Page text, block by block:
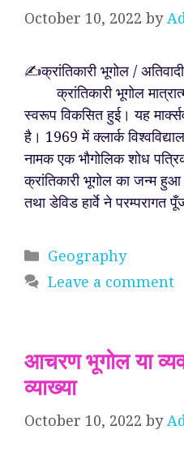
October 10, 2022 by
✍️क्रांतिकारी भूगोल /
क्रांतिकारी भूगोल
स्वरूप विकसित हुई। यह
है। 1969 में क्लार्क
नामक एक भौगोलिक शोध
क्रांतिकारी भूगोल का जन्म
तथा डेविड हार्वे ने परम्परागत
Categories
Geography
Leave a comment
आचरण भूगोल या
व्याख्या
October 10, 2022 by